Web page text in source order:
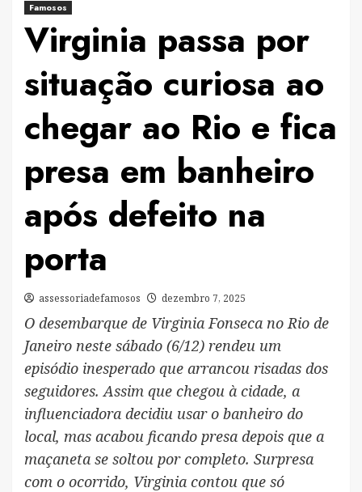
Famosos
Virginia passa por
situação curiosa ao
chegar ao Rio e fica
presa em banheiro
após defeito na
porta
assessoriadefamosos dezembro 7, 2025
O desembarque de Virginia Fonseca no Rio de
Janeiro neste sábado (6/12) rendeu um
episódio inesperado que arrancou risadas dos
seguidores. Assim que chegou à cidade, a
influenciadora decidiu usar o banheiro do
local, mas acabou ficando presa depois que a
maçaneta se soltou por completo. Surpresa
com o ocorrido, Virginia contou que só